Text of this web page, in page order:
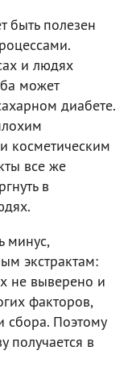
быть полезен
и людях
может
диабете.
косметическим
все же
в
минус,
экстрактам:
не выверено и
факторов,
сбора. Поэтому
получается в